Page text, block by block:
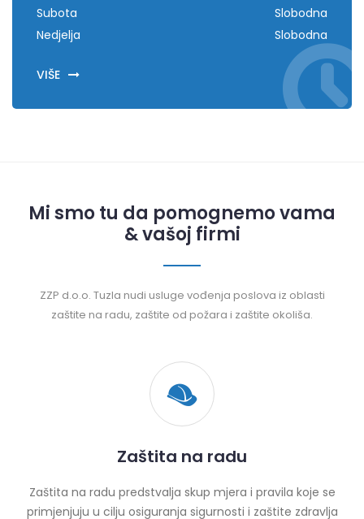
Subota
Slobodna
Nedjelja
Slobodna
VIŠE
Mi smo tu da pomognemo vama
& vašoj firmi
ZZP d.o.o. Tuzla nudi usluge vođenja poslova iz oblasti
zaštite na radu, zaštite od požara i zaštite okoliša.
Zaštita na radu
Zaštita na radu predstvalja skup mjera i pravila koje se
primjenjuju u cilju osiguranja sigurnosti i zaštite zdravlja